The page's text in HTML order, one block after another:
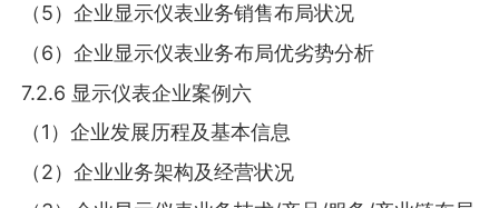
（5）企业显示仪表业务销售布局状况
（6）企业显示仪表业务布局优劣势分析
7.2.6 显示仪表企业案例六
（1）企业发展历程及基本信息
（2）企业业务架构及经营状况